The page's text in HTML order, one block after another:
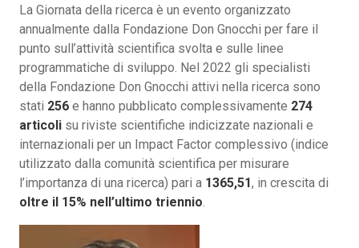
La Giornata della ricerca è un evento organizzato
annualmente dalla Fondazione Don Gnocchi per fare il
punto sull’attività scientifica svolta e sulle linee
programmatiche di sviluppo. Nel 2022 gli specialisti
della Fondazione Don Gnocchi attivi nella ricerca sono
stati 256 e hanno pubblicato complessivamente 274
articoli su riviste scientifiche indicizzate nazionali e
internazionali per un Impact Factor complessivo (indice
utilizzato dalla comunità scientifica per misurare
l’importanza di una ricerca) pari a 1365,51, in crescita di
oltre il 15% nell’ultimo triennio.